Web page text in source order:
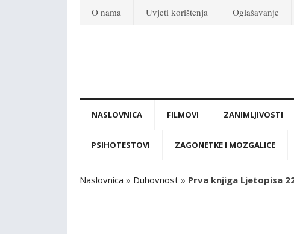
O nama Uvjeti korištenja Oglašavanje
NASLOVNICA FILMOVI ZANIMLJIVOSTI
PSIHOTESTOVI ZAGONETKE I MOZGALICE
Naslovnica » Duhovnost » Prva knjiga Ljetopisa